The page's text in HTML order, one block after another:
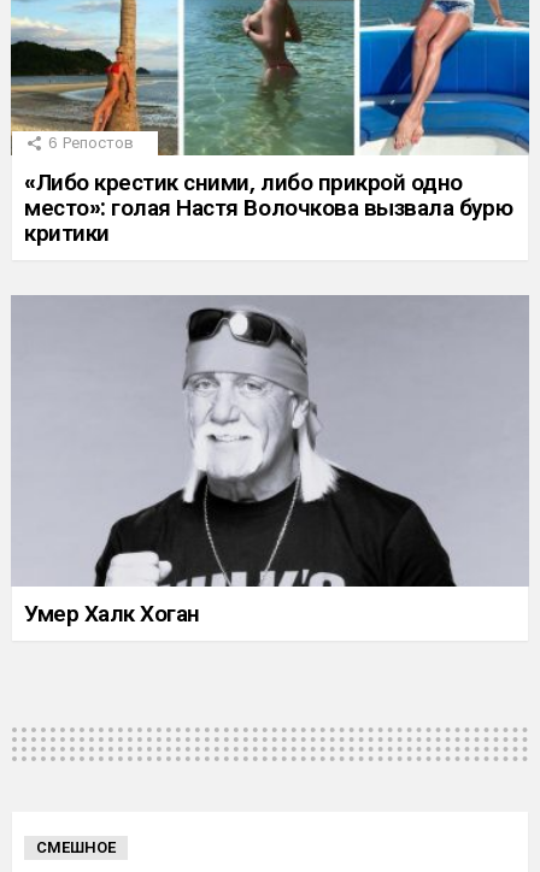
6 Репостов
«Либо крестик сними, либо прикрой одно
место»: голая Настя Волочкова вызвала бурю
критики
Умер Халк Хоган
СМЕШНОЕ